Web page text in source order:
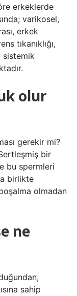
erkeklerde
varikosel,
erkek
tıkanıklığı,
sistemik
olur
gerekir mi?
bir
bu spermleri
birlikte
olmadan
ne
sahip